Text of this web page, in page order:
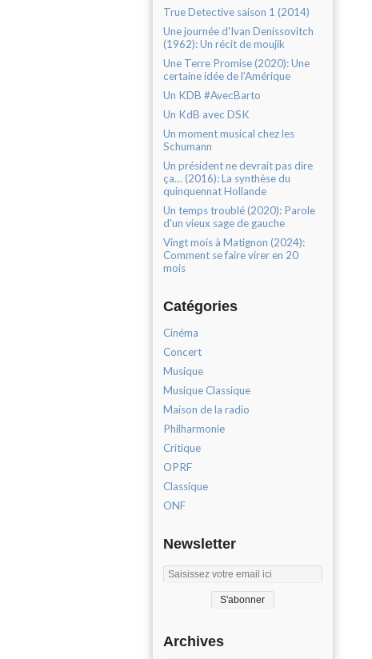
True Detective saison 1 (2014)
Une journée d'Ivan Denissovitch
(1962): Un récit de moujik
Une Terre Promise (2020): Une
certaine idée de l’Amérique
Un KDB #AvecBarto
Un KdB avec DSK
Un moment musical chez les
Schumann
Un président ne devrait pas dire
ça… (2016): La synthèse du
quinquennat Hollande
Un temps troublé (2020): Parole
d'un vieux sage de gauche
Vingt mois à Matignon (2024):
Comment se faire virer en 20
mois
Catégories
Cinéma
Concert
Musique
Musique Classique
Maison de la radio
Philharmonie
Critique
OPRF
Classique
ONF
Newsletter
Archives